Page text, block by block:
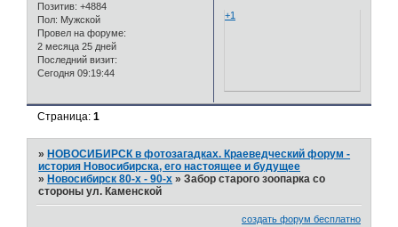
Позитив: +4884
Пол: Мужской
Провел на форуме:
2 месяца 25 дней
Последний визит:
Сегодня 09:19:44
Страница:1
»НОВОСИБИРСК в фотозагадках. Краеведческий форум -
история Новосибирска, его настоящее и будущее
»Новосибирск 80-х - 90-х »Забор старого зоопарка со